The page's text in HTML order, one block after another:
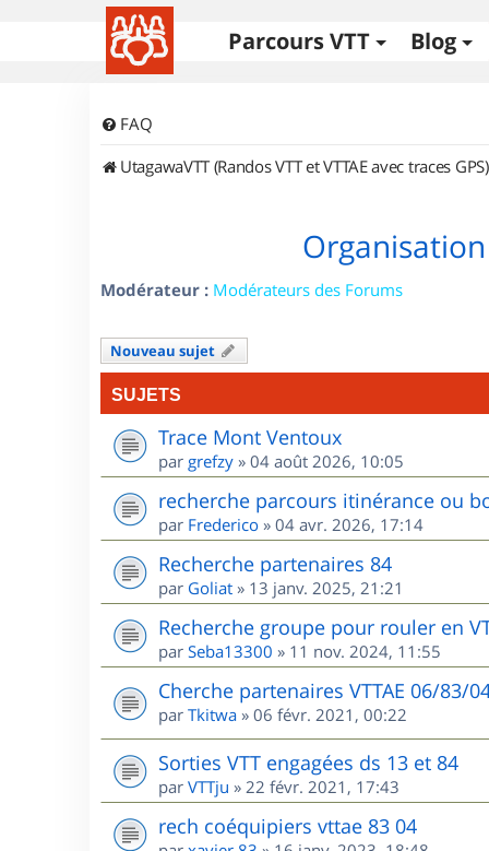
Parcours VTT Blog
FAQ
UtagawaVTT (Randos VTT et VTTAE avec traces GPS)
Modérateur : Modérateurs des Forums
Nouveau sujet
SUJETS
Trace Mont Ventoux
par grefzy » 04 août 2026, 10:05
recherche parcours itinérance ou
par Frederico » 04 avr. 2026, 17:14
Recherche partenaires 84
par Goliat » 13 janv. 2025, 21:21
Recherche groupe pour rouler en
par Seba13300 » 11 nov. 2024, 11:55
Cherche partenaires VTTAE 06/83/
par Tkitwa » 06 févr. 2021, 00:22
Sorties VTT engagées ds 13 et 84
par VTTju » 22 févr. 2021, 17:43
rech coéquipiers vttae 83 04